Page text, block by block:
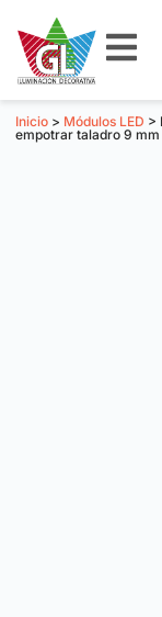
Inicio > Módulos LED >
empotrar taladro 9 mm